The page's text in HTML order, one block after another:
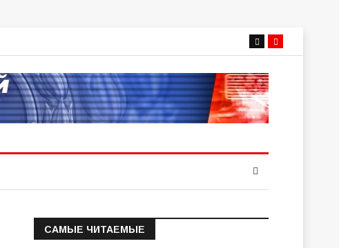
САМЫЕ ЧИТАЕМЫЕ
Информация о состоянии